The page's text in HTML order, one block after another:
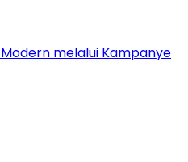
melalui Kampanye